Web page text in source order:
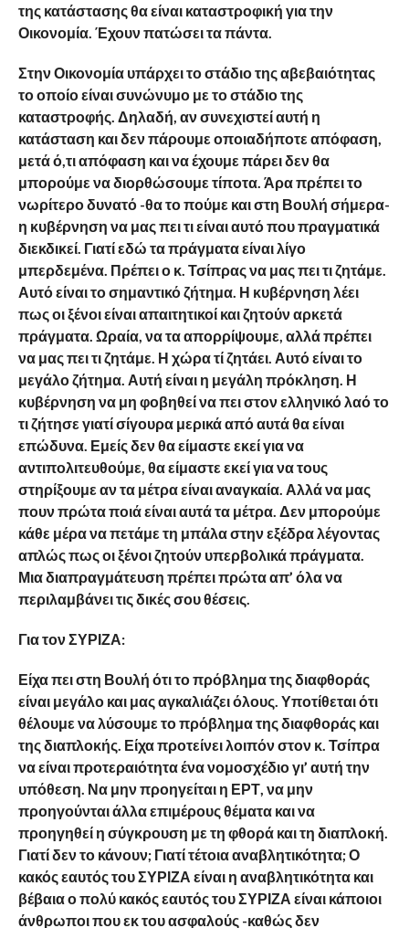
της κατάστασης θα είναι καταστροφική για την
Οικονομία. Έχουν πατώσει τα πάντα.
Στην Οικονομία υπάρχει το στάδιο της αβεβαιότητας
το οποίο είναι συνώνυμο με το στάδιο της
καταστροφής. Δηλαδή, αν συνεχιστεί αυτή η
κατάσταση και δεν πάρουμε οποιαδήποτε απόφαση,
μετά ό,τι απόφαση και να έχουμε πάρει δεν θα
μπορούμε να διορθώσουμε τίποτα. Άρα πρέπει το
νωρίτερο δυνατό -θα το πούμε και στη Βουλή σήμερα-
η κυβέρνηση να μας πει τι είναι αυτό που πραγματικά
διεκδικεί. Γιατί εδώ τα πράγματα είναι λίγο
μπερδεμένα. Πρέπει ο κ. Τσίπρας να μας πει τι ζητάμε.
Αυτό είναι το σημαντικό ζήτημα. Η κυβέρνηση λέει
πως οι ξένοι είναι απαιτητικοί και ζητούν αρκετά
πράγματα. Ωραία, να τα απορρίψουμε, αλλά πρέπει
να μας πει τι ζητάμε. Η χώρα τί ζητάει. Αυτό είναι το
μεγάλο ζήτημα. Αυτή είναι η μεγάλη πρόκληση. Η
κυβέρνηση να μη φοβηθεί να πει στον ελληνικό λαό το
τι ζήτησε γιατί σίγουρα μερικά από αυτά θα είναι
επώδυνα. Εμείς δεν θα είμαστε εκεί για να
αντιπολιτευθούμε, θα είμαστε εκεί για να τους
στηρίξουμε αν τα μέτρα είναι αναγκαία. Αλλά να μας
πουν πρώτα ποιά είναι αυτά τα μέτρα. Δεν μπορούμε
κάθε μέρα να πετάμε τη μπάλα στην εξέδρα λέγοντας
απλώς πως οι ξένοι ζητούν υπερβολικά πράγματα.
Μια διαπραγμάτευση πρέπει πρώτα απ’ όλα να
περιλαμβάνει τις δικές σου θέσεις.
Για τον ΣΥΡΙΖΑ:
Είχα πει στη Βουλή ότι το πρόβλημα της διαφθοράς
είναι μεγάλο και μας αγκαλιάζει όλους. Υποτίθεται ότι
θέλουμε να λύσουμε το πρόβλημα της διαφθοράς και
της διαπλοκής. Είχα προτείνει λοιπόν στον κ. Τσίπρα
να είναι προτεραιότητα ένα νομοσχέδιο γι’ αυτή την
υπόθεση. Να μην προηγείται η ΕΡΤ, να μην
προηγούνται άλλα επιμέρους θέματα και να
προηγηθεί η σύγκρουση με τη φθορά και τη διαπλοκή.
Γιατί δεν το κάνουν; Γιατί τέτοια αναβλητικότητα; Ο
κακός εαυτός του ΣΥΡΙΖΑ είναι η αναβλητικότητα και
βέβαια ο πολύ κακός εαυτός του ΣΥΡΙΖΑ είναι κάποιοι
άνθρωποι που εκ του ασφαλούς -καθώς δεν